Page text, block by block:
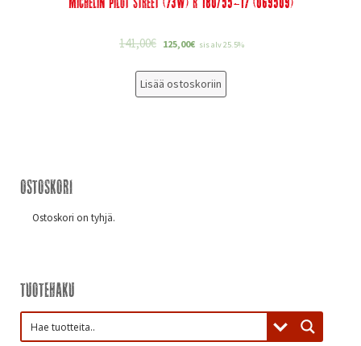
141,00€ 125,00€ sis alv 25.5%
Lisää ostoskoriin
Ostoskori
Ostoskori on tyhjä.
Tuotehaku